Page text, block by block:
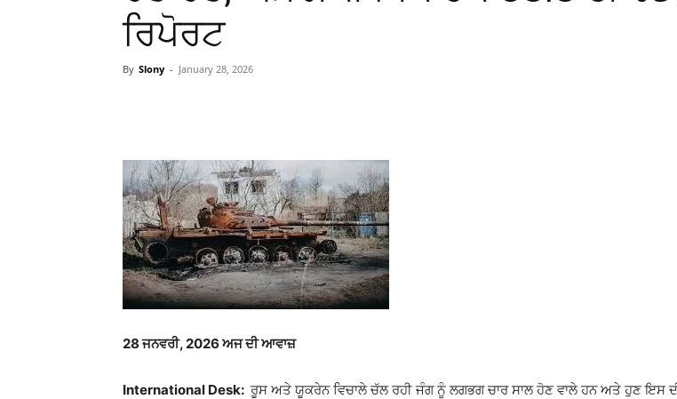
ਰਿਪੋਰਟ
By Slony - January 28, 2026
28 ਜਨਵਰੀ, 2026 ਅਜ ਦੀ ਆਵਾਜ਼
International Desk: ਰੂਸ ਅਤੇ ਯੂਕਰੇਨ ਵਿਚਾਲੇ ਚੱਲ ਰਹੀ ਜੰਗ ਨੂੰ ਲਗਭਗ ਚਾਰ ਸਾਲ ਹੋਣ ਵਾਲੇ ਹਨ ਅਤੇ ਹੁਣ ਇਸ